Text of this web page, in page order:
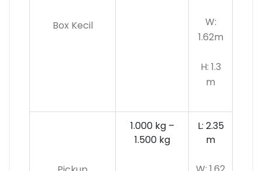
Box Kecil
W:
1.62m
H: 1.3
m
1.000 kg –
1.500 kg
L: 2.35
m